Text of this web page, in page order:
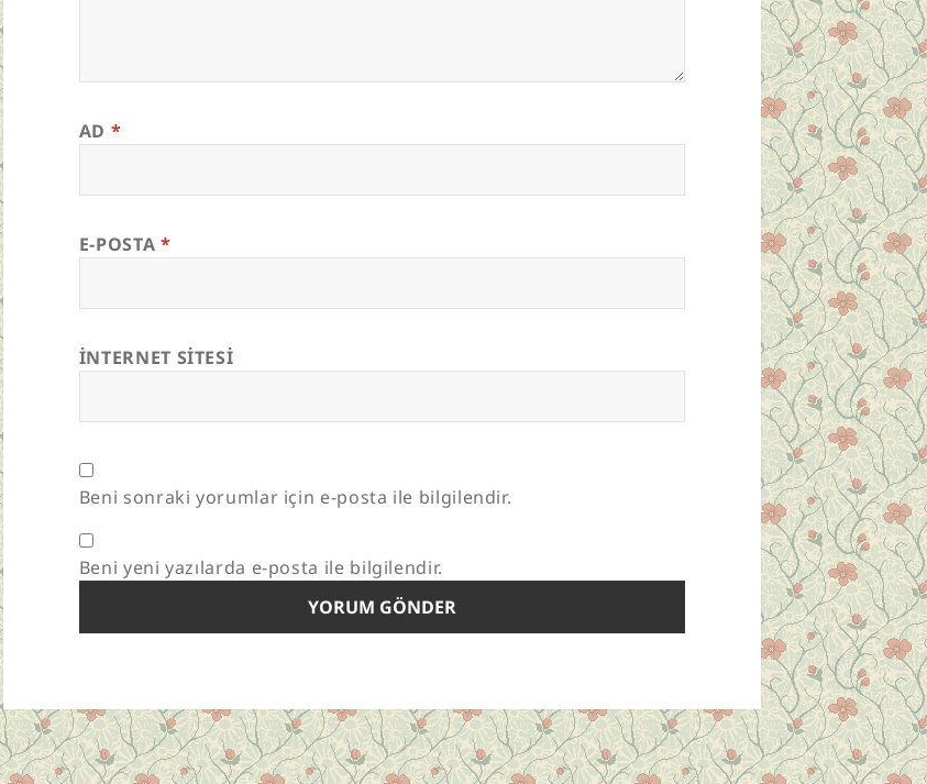
AD *
E-POSTA *
İNTERNET SITESI
Beni sonraki yorumlar için e-posta ile bilgilendir.
Beni yeni yazılarda e-posta ile bilgilendir.